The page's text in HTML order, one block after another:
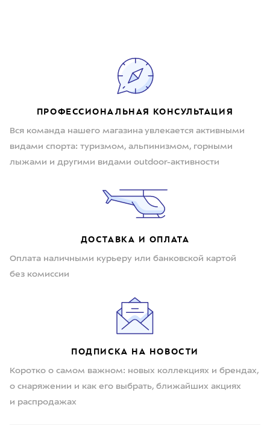
ПРОФЕССИОНАЛЬНАЯ КОНСУЛЬТАЦИЯ
Вся команда нашего магазина увлекается активными
видами спорта: туризмом, альпинизмом, горными
лыжами и другими видами outdoor-активности
ДОСТАВКА И ОПЛАТА
Оплата наличными курьеру или банковской картой
без комиссии
ПОДПИСКА НА НОВОСТИ
Коротко о самом важном: новых коллекциях и брендах,
о снаряжении и как его выбрать, ближайших акциях
и распродажах